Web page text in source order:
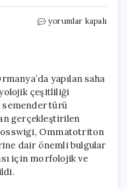
Ormanya’da
Keşfedildi:
Ekosistemdeki
Sıra
Dışı
Gelişmeler
yorumlar kapalı
yapılan saha
çeşitliliği
semender türü
gerçekleştirilen
Ommatotriton
dair önemli bulgular
için morfolojik ve